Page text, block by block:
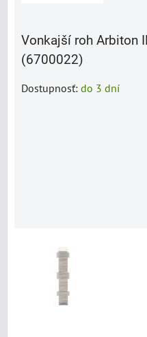
Vonkajší roh Arbiton
(6700022)
Dostupnosť: do 3 dní